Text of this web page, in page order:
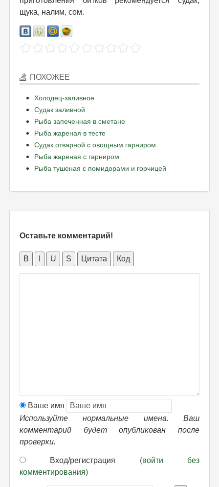
щука, налим, сом.
ПОХОЖЕЕ
Холодец-заливное
Судак заливной
Рыба запеченная в сметане
Рыба жареная в тесте
Судак отварной с овощным гарниром
Рыба жареная с гарниром
Рыба тушеная с помидорами и горчицей
Оставьте комментарий!
B U S Цитата Код
Ваше имя
Используйте нормальные имена. Ваш
комментарий будет опубликован после
проверки.
Вход/регистрация (войти без
комментирования)